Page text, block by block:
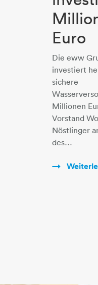
Euro
Die eww
investiert
sichere
Millionen
Vorstand
Nöstlinger
des…